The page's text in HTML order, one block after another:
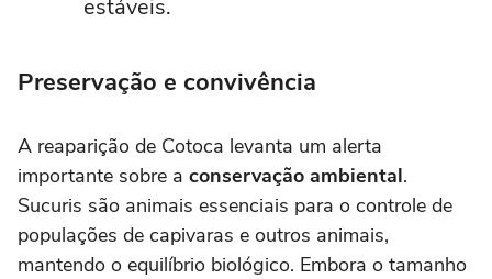
estáveis.
Preservação e convivência
A reaparição de Cotoca levanta um alerta
importante sobre a conservação ambiental.
Sucuris são animais essenciais para o controle de
populações de capivaras e outros animais,
mantendo o equilíbrio biológico. Embora o tamanho